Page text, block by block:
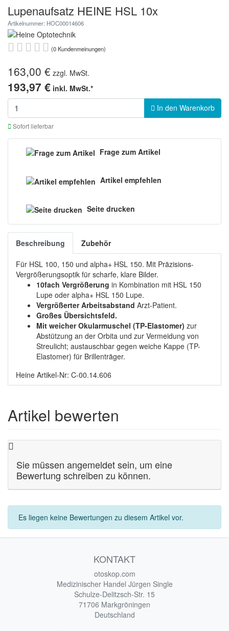
Lupenaufsatz HEINE HSL 10x
Artikelnummer: HOC00014606
(0 Kundenmeinungen)
163,00 € zzgl. MwSt.
193,97 € inkl. MwSt.*
In den Warenkorb
Sofort lieferbar
Frage zum Artikel
Artikel empfehlen
Seite drucken
Beschreibung Zubehör
Für HSL 100, 150 und alpha+ HSL 150. Mit Präzisions-
Vergrößerungsoptik für scharfe, klare Bilder.
10fach Vergrößerung in Kombination mit HSL 150
Lupe oder alpha+ HSL 150 Lupe.
Vergrößerter Arbeitsabstand Arzt-Patient.
Großes Übersichtsfeld.
Mit weicher Okularmuschel (TP-Elastomer) zur
Abstützung an der Orbita und zur Vermeidung von
Streulicht; austauschbar gegen weiche Kappe (TP-
Elastomer) für Brillenträger.
Heine Artikel-Nr: C-00.14.606
Artikel bewerten
Sie müssen angemeldet sein, um eine
Bewertung schreiben zu können.
Es liegen keine Bewertungen zu diesem Artikel vor.
KONTAKT
otoskop.com
Medizinischer Handel Jürgen Single
Schulze-Delitzsch-Str. 15
71706 Markgröningen
Deutschland